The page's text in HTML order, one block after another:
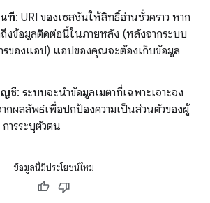
ที: URI ของเซสชันให้สิทธิ์อ่านชั่วคราว หาก
งข้อมูลติดต่อนี้ในภายหลัง (หลังจากระบบ
รของแอป) แอปของคุณจะต้องเก็บข้อมูล
ญชี: ระบบจะนำข้อมูลเมตาที่เฉพาะเจาะจง
กผลลัพธ์เพื่อปกป้องความเป็นส่วนตัวของผู้
ารระบุตัวตน
ข้อมูลนี้มีประโยชน์ไหม